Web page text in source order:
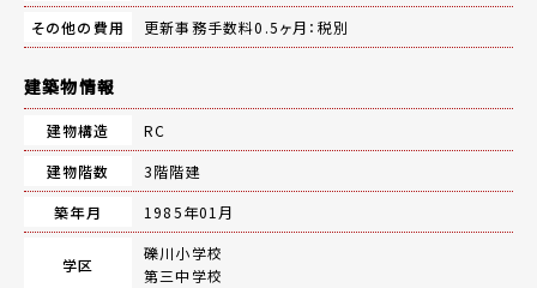
その他の費用
更新事務手数料0.5ヶ月：税別
建築物情報
建物構造
RC
建物階数
3階階建
築年月
1985年01月
学区
礫川小学校
第三中学校